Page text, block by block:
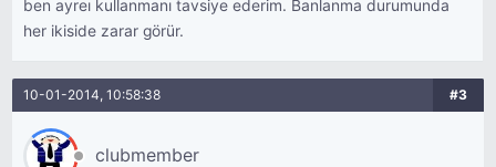
ben ayreı kullanmanı tavsiye ederim. Banlanma durumunda
her ikiside zarar görür.
10-01-2014, 10:58:38 #3
clubmember